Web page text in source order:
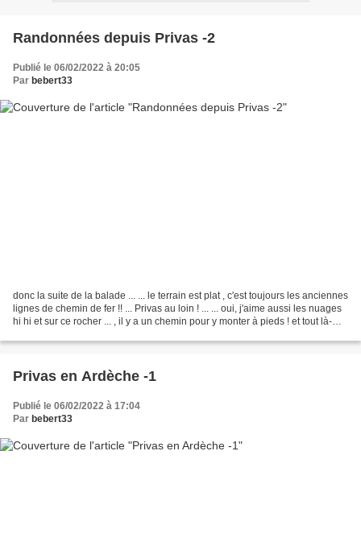
Randonnées depuis Privas -2
Publié le 06/02/2022 à 20:05
Par bebert33
donc la suite de la balade ... ... le terrain est plat , c'est toujours les anciennes
lignes de chemin de fer !! ... Privas au loin ! ... ... oui, j'aime aussi les nuages
hi hi et sur ce rocher ... , il y a un chemin pour y monter à pieds ! et tout là-
Privas en Ardèche -1
Publié le 06/02/2022 à 17:04
Par bebert33